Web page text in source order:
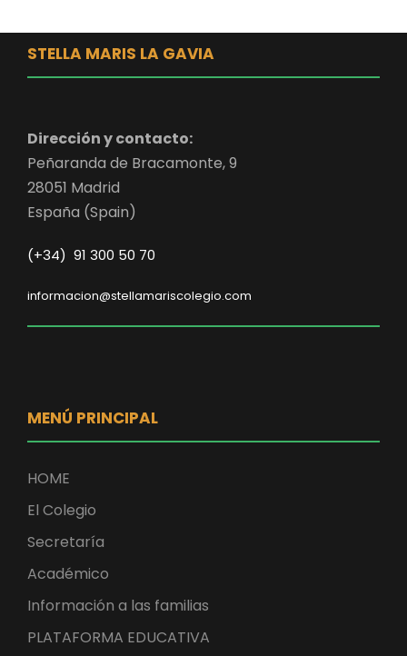
STELLA MARIS LA GAVIA
Dirección y contacto:
Peñaranda de Bracamonte, 9
28051 Madrid
España (Spain)
(+34) 91 300 50 70
informacion@stellamariscolegio.com
MENÚ PRINCIPAL
HOME
El Colegio
Secretaría
Académico
Información a las familias
PLATAFORMA EDUCATIVA